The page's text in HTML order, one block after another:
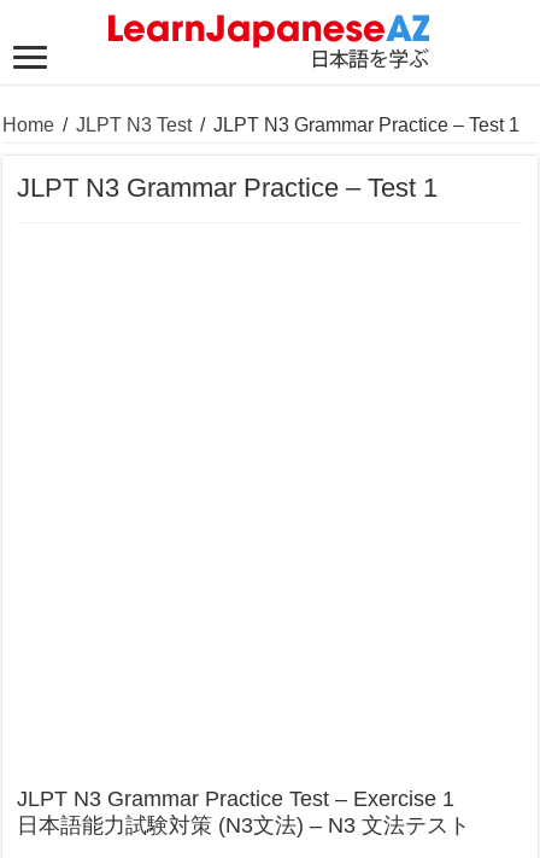
Home / JLPT N3 Test / JLPT N3 Grammar Practice – Test 1
JLPT N3 Grammar Practice – Test 1
JLPT N3 Grammar Practice Test – Exercise 1
日本語能力試験対策 (N3文法) – N3 文法テスト